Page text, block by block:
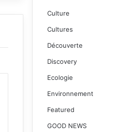
Culture
Cultures
Découverte
Discovery
Ecologie
Environnement
Featured
GOOD NEWS